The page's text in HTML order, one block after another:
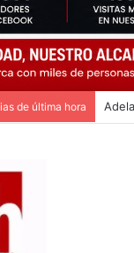
de última hora